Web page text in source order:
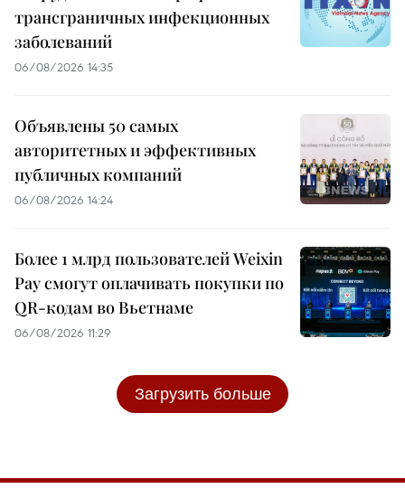
трансграничных инфекционных
заболеваний
06/08/2026 14:35
Объявлены 50 самых
авторитетных и эффективных
публичных компаний
06/08/2026 14:24
Более 1 млрд пользователей Weixin
Pay смогут оплачивать покупки по
QR-кодам во Вьетнаме
06/08/2026 11:29
Загрузить больше